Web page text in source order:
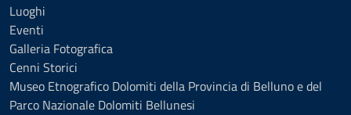
Luoghi
Eventi
Galleria Fotografica
Cenni Storici
Museo Etnografico Dolomiti della Provincia di Belluno e del
Parco Nazionale Dolomiti Bellunesi